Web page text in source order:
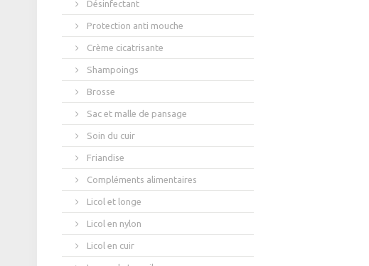
Désinfectant
Protection anti mouche
Crème cicatrisante
Shampoings
Brosse
Sac et malle de pansage
Soin du cuir
Friandise
Compléments alimentaires
Licol et longe
Licol en nylon
Licol en cuir